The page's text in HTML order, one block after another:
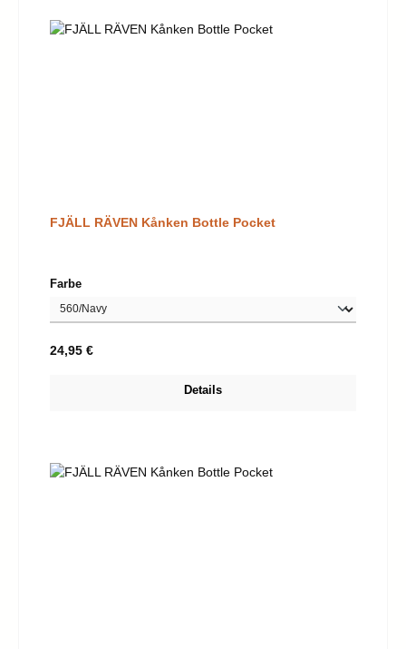
FJÄLL RÄVEN Kånken Bottle Pocket
Farbeauswählen
Regulärer Preis:
24,95 €
Details